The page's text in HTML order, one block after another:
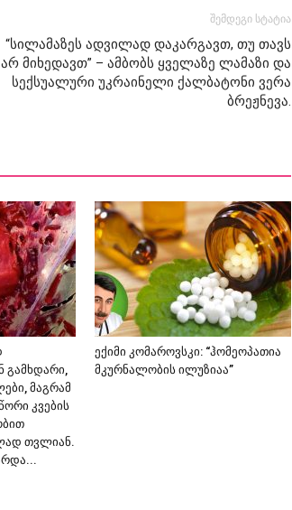
შემდეგი სტატია
“სილამაზეს ადვილად დაკარგავთ, თუ თავს
არ მიხედავთ” – ამბობს ყველაზე ლამაზი და
სექსუალური უკრაინელი ქალბატონი ვერა
ბრეჟნევა.
გამხდარი,
მაგრამ
კვების
თვლიან.
ექიმი კომაროვსკი: “ჰომეოპათია
მკურნალობის ილუზიაა”